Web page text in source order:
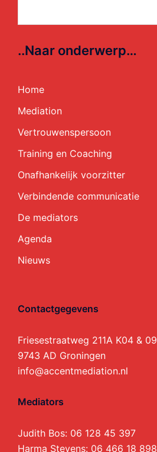
..Naar onderwerp…
Home
Mediation
Vertrouwenspersoon
Training en Coaching
Onafhankelijk voorzitter
Verbindende communicatie
De mediators
Agenda
Nieuws
Contactgegevens
Friesestraatweg 211A K04 & 09
9743 AD Groningen
info@accentmediation.nl
Mediators
Judith Bos: 06 128 45 397
Harma Stevens: 06 466 18 898